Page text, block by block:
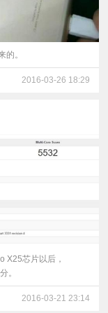
的。
2016-03-26 18:29
X25芯片以后，
。
2016-03-21 23:14